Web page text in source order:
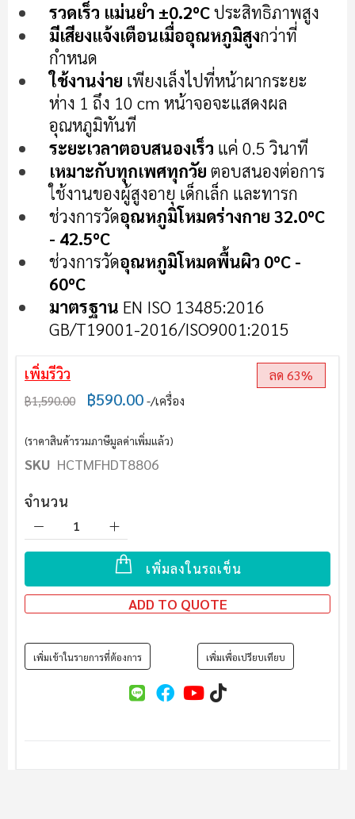
ต้น
ของ
รี
รูปภาพ
รวดเร็ว แม่นยำ ±0.2ºCประสิทธิภาพสูง
มีเสียงแจ้งเตือนเมื่ออุณหภูมิสูงกว่าที่
กำหนด
ใช้งานง่าย เพียงเล็งไปที่หน้าผากระยะ
ห่าง 1 ถึง 10 cm หน้าจอจะแสดงผล
อุณหภูมิทันที
ระยะเวลาตอบสนองเร็ว แค่ 0.5 วินาที
เหมาะกับทุกเพศทุกวัย ตอบสนองต่อการ
ใช้งานของผู้สูงอายุ เด็กเล็ก และทารก
ช่วงการวัดอุณหภูมิโหมดร่างกาย 32.0ºC
- 42.5ºC
ช่วงการวัดอุณหภูมิโหมดพื้นผิว 0ºC -
60ºC
มาตรฐาน EN ISO 13485:2016
GB/T19001-2016/ISO9001:2015
เพิ่มรีวิว
฿1,590.00 ฿590.00 /เครื่อง
ลด 63%
(ราคาสินค้ารวมภาษีมูลค่าเพิ่มแล้ว)
SKU HCTMFHDT8806
จำนวน
เพิ่มลงในรถเข็น
ADD TO QUOTE
เพิ่มเข้าในรายการที่ต้องการ เพิ่มเพื่อเปรียบเทียบ